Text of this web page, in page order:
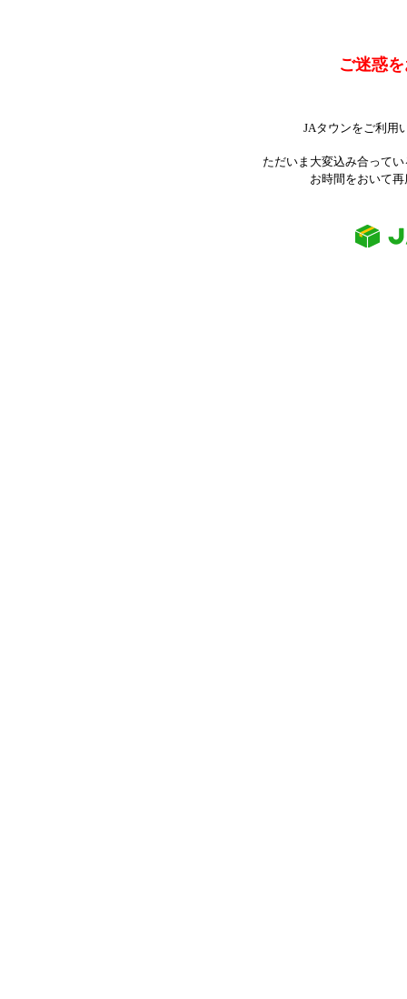
ご迷惑
JAタウンをご利用
ただいま大変込み合って
お時間をおいて